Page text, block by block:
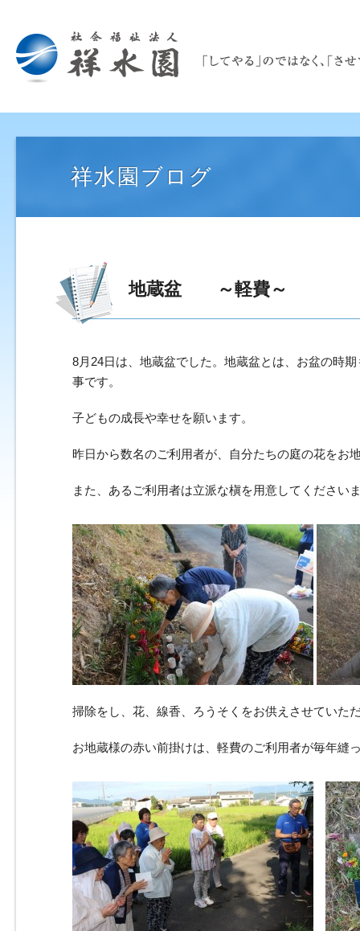
祥水園ブログ
地蔵盆 ～軽費～
8月24日は、地蔵盆でした。地蔵盆とは、お盆の時
事です。
子どもの成長や幸せを願います。
昨日から数名のご利用者が、自分たちの庭の花をお
また、あるご利用者は立派な槇を用意してください
掃除をし、花、線香、ろうそくをお供えさせていた
お地蔵様の赤い前掛けは、軽費のご利用者が毎年縫